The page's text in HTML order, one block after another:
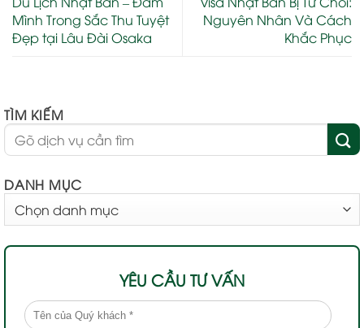
Mình Trong Sắc Thu Tuyệt
Đẹp tại Lâu Đài Osaka
Nguyên Nhân Và Cách
Khắc Phục
TÌM KIẾM
DANH MỤC
MỤC
YÊU CẦU TƯ VẤN